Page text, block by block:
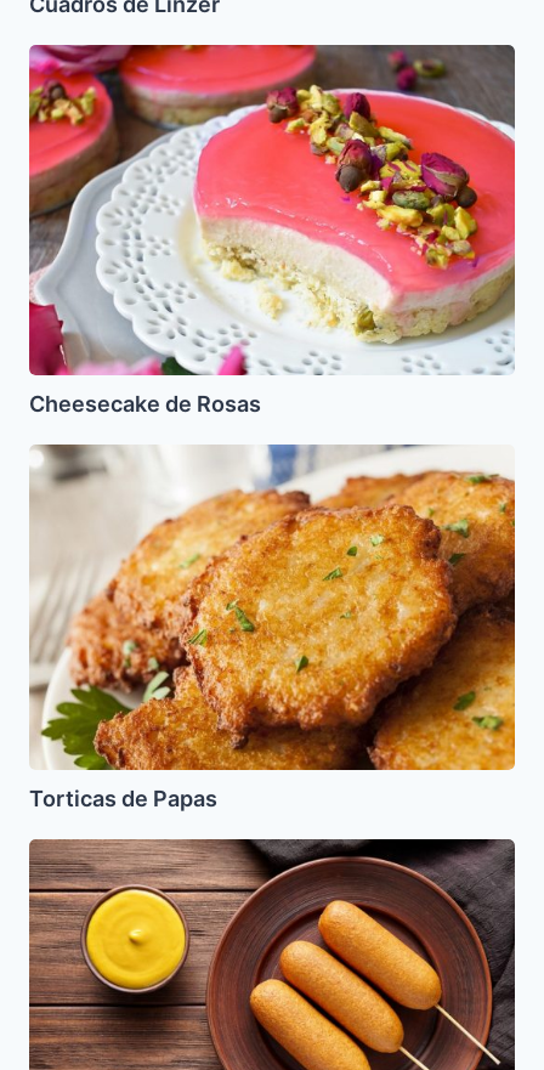
Cheesecake
de
Rosas
Cheesecake de Rosas
Torticas
de
Torticas de Papas
Perros
Calientes
para
Pesaj